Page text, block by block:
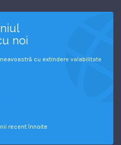
noi
cu extindere valabilitate
recent înnoite